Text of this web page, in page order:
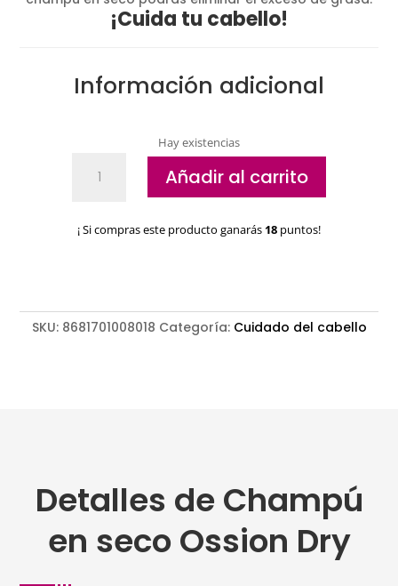
¡Cuida tu cabello!
Información adicional
Hay existencias
Ossion
Añadir al carrito
¡ Si compras este producto ganarás 18 puntos!
SKU: 8681701008018 Categoría: Cuidado del cabello
Detalles de Champú
en seco Ossion Dry